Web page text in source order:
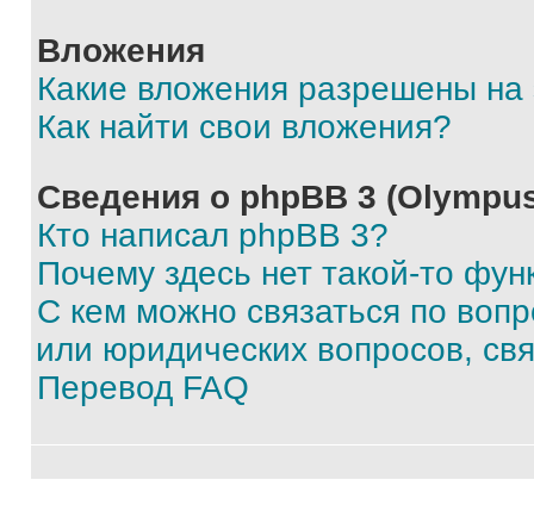
Вложения
Какие вложения разрешены
Как найти свои вложения?
Сведения о phpBB 3
Кто написал phpBB 3?
Почему здесь нет такой-то
С кем можно связаться по
или юридических вопросов,
Перевод FAQ